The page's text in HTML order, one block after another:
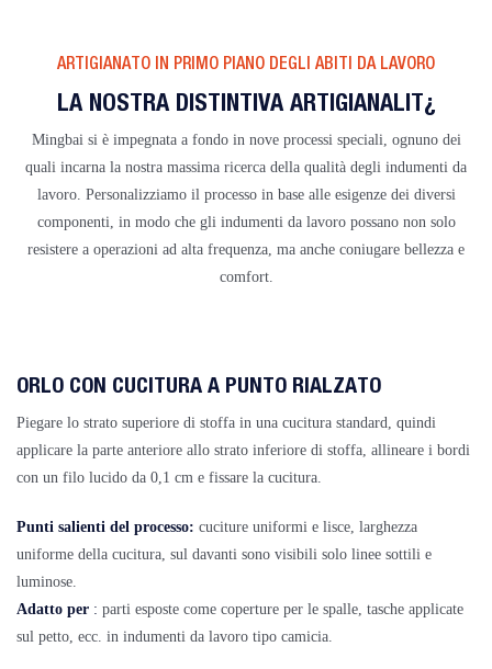
ARTIGIANATO IN PRIMO PIANO DEGLI ABITI DA LAVORO
LA NOSTRA DISTINTIVA ARTIGIANALITÀ
Mingbai si è impegnata a fondo in nove processi speciali, ognuno dei
quali incarna la nostra massima ricerca della qualità degli indumenti da
lavoro. Personalizziamo il processo in base alle esigenze dei diversi
componenti, in modo che gli indumenti da lavoro possano non solo
resistere a operazioni ad alta frequenza, ma anche coniugare bellezza e
comfort.
ORLO CON CUCITURA A PUNTO RIALZATO
Piegare lo strato superiore di stoffa in una cucitura standard, quindi
applicare la parte anteriore allo strato inferiore di stoffa, allineare i bordi
con un filo lucido da 0,1 cm e fissare la cucitura.
Punti salienti del processo: cuciture uniformi e lisce, larghezza
uniforme della cucitura, sul davanti sono visibili solo linee sottili e
luminose.
Adatto per : parti esposte come coperture per le spalle, tasche applicate
sul petto, ecc. in indumenti da lavoro tipo camicia.